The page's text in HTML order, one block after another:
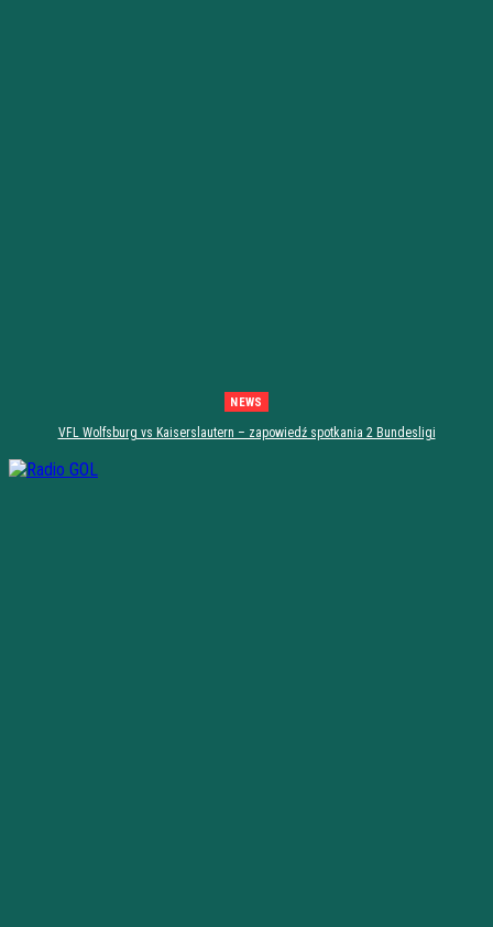
NEWS
VFL Wolfsburg vs Kaiserslautern – zapowiedź spotkania 2 Bundesligi